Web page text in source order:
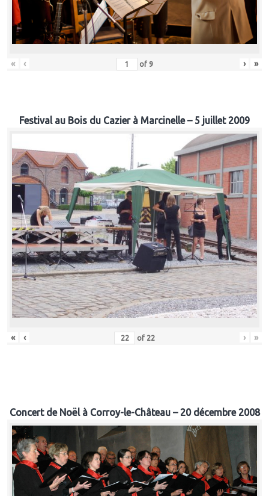
« ‹ of 9 › »
Festival au Bois du Cazier à Marcinelle – 5 juillet 2009
« ‹ of 22 › »
Concert de Noël à Corroy-le-Château – 20 décembre 2008